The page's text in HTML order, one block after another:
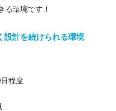
る環境です！
計を続けられる環境
程度